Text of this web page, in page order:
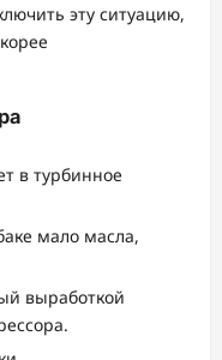
эту ситуацию,
в турбинное
мало масла,
выработкой